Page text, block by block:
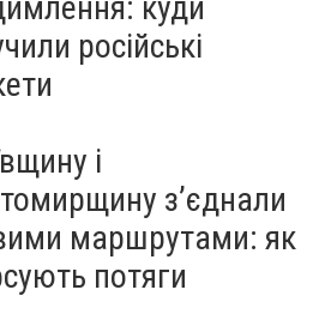
російські
і
з’єднали
маршрутами: як
потяги